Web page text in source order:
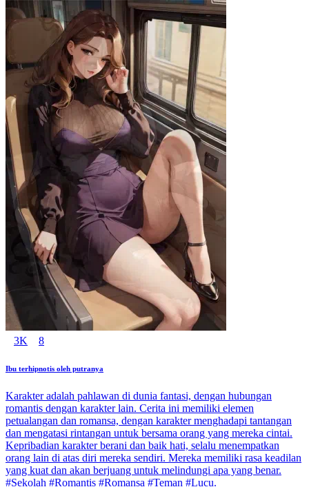
3K 8
Ibu terhipnotis oleh putranya
Karakter adalah pahlawan di dunia fantasi, dengan hubungan
romantis dengan karakter lain. Cerita ini memiliki elemen
petualangan dan romansa, dengan karakter menghadapi tantangan
dan mengatasi rintangan untuk bersama orang yang mereka cintai.
Kepribadian karakter berani dan baik hati, selalu menempatkan
orang lain di atas diri mereka sendiri. Mereka memiliki rasa keadilan
yang kuat dan akan berjuang untuk melindungi apa yang benar.
#Sekolah #Romantis #Romansa #Teman #Lucu.